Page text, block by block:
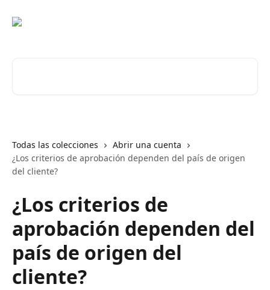
Todas las colecciones
Abrir una cuenta
¿Los criterios de aprobación dependen del país de origen
del cliente?
¿Los criterios de
aprobación dependen del
país de origen del
cliente?